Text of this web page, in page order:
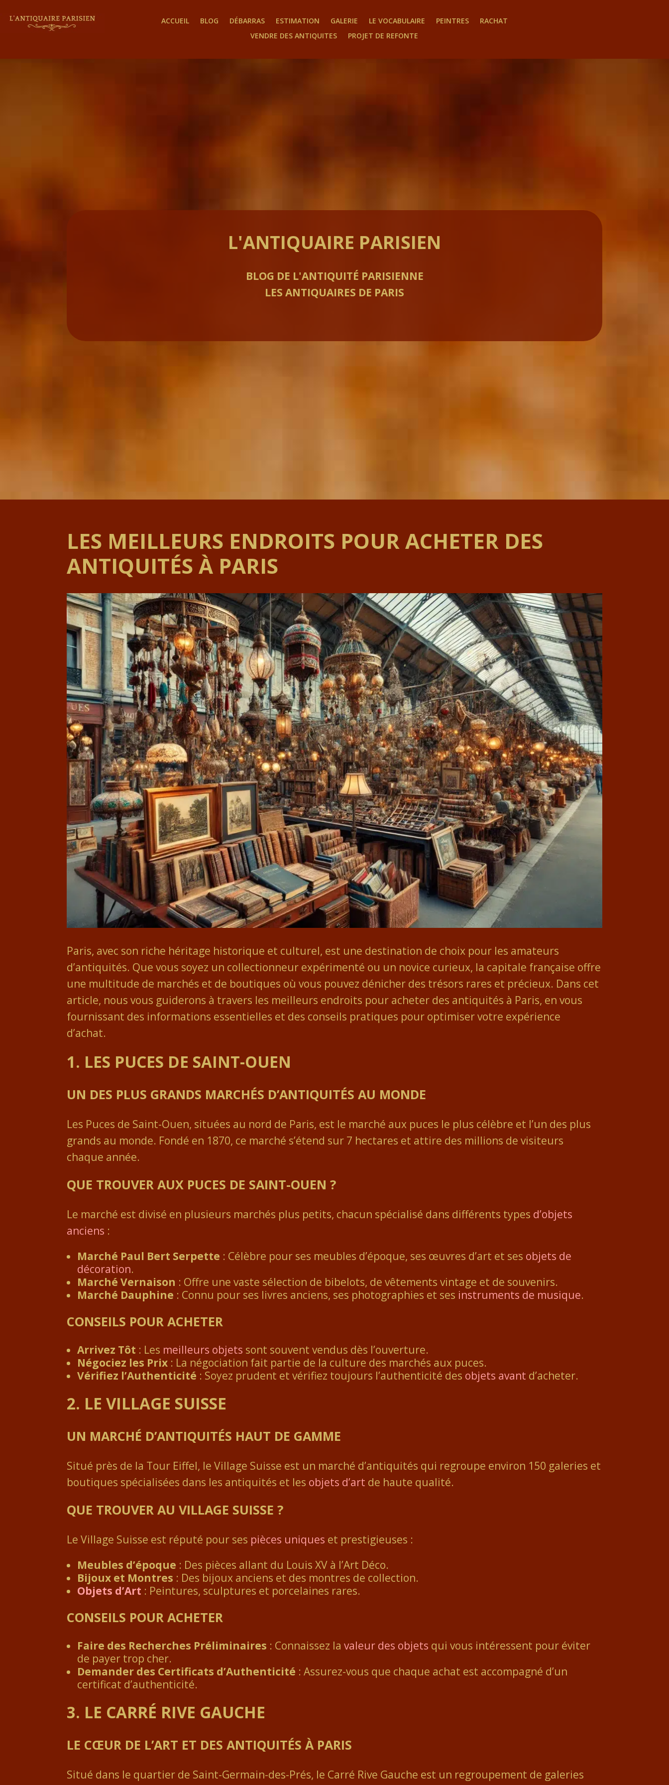
ACCUEIL BLOG DÉBARRAS ESTIMATION GALERIE LE VOCABULAIRE PEINTRES
RACHAT
VENDRE DES ANTIQUITES
PROJET DE REFONTE
L'ANTIQUAIRE PARISIEN
BLOG DE L'ANTIQUITÉ PARISIENNE
LES ANTIQUAIRES DE PARIS
LES MEILLEURS ENDROITS POUR ACHETER DES
ANTIQUITÉS À PARIS
Paris, avec son riche héritage historique et culturel, est une destination de choix pour les amateurs
d’antiquités. Que vous soyez un collectionneur expérimenté ou un novice curieux, la capitale française offre
une multitude de marchés et de boutiques où vous pouvez dénicher des trésors rares et précieux. Dans cet
article, nous vous guiderons à travers les meilleurs endroits pour acheter des antiquités à Paris, en vous
fournissant des informations essentielles et des conseils pratiques pour optimiser votre expérience
d’achat.
1. LES PUCES DE SAINT-OUEN
UN DES PLUS GRANDS MARCHÉS D’ANTIQUITÉS AU MONDE
Les Puces de Saint-Ouen, situées au nord de Paris, est le marché aux puces le plus célèbre et l’un des plus
grands au monde. Fondé en 1870, ce marché s’étend sur 7 hectares et attire des millions de visiteurs
chaque année.
QUE TROUVER AUX PUCES DE SAINT-OUEN ?
Le marché est divisé en plusieurs marchés plus petits, chacun spécialisé dans différents types d’objets
anciens :
Marché Paul Bert Serpette : Célèbre pour ses meubles d’époque, ses œuvres d’art et ses objets de
décoration.
Marché Vernaison : Offre une vaste sélection de bibelots, de vêtements vintage et de souvenirs.
Marché Dauphine : Connu pour ses livres anciens, ses photographies et ses instruments de musique.
CONSEILS POUR ACHETER
Arrivez Tôt : Les meilleurs objets sont souvent vendus dès l’ouverture.
Négociez les Prix : La négociation fait partie de la culture des marchés aux puces.
Vérifiez l’Authenticité : Soyez prudent et vérifiez toujours l’authenticité des objets avant d’acheter.
2. LE VILLAGE SUISSE
UN MARCHÉ D’ANTIQUITÉS HAUT DE GAMME
Situé près de la Tour Eiffel, le Village Suisse est un marché d’antiquités qui regroupe environ 150 galeries et
boutiques spécialisées dans les antiquités et les objets d’art de haute qualité.
QUE TROUVER AU VILLAGE SUISSE ?
Le Village Suisse est réputé pour ses pièces uniques et prestigieuses :
Meubles d’époque : Des pièces allant du Louis XV à l’Art Déco.
Bijoux et Montres : Des bijoux anciens et des montres de collection.
Objets d’Art : Peintures, sculptures et porcelaines rares.
CONSEILS POUR ACHETER
Faire des Recherches Préliminaires : Connaissez lavaleur des objets qui vous intéressent pour éviter
de payer trop cher.
Demander des Certificats d’Authenticité : Assurez-vous que chaque achat est accompagné d’un
certificat d’authenticité.
3. LE CARRÉ RIVE GAUCHE
LE CŒUR DE L’ART ET DES ANTIQUITÉS À PARIS
Situé dans le quartier de Saint-Germain-des-Prés, le Carré Rive Gauche est un regroupement de galeries